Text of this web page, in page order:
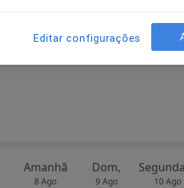
disponível
Amanhã
8 Ago
Dom,
9 Ago 10 Ago
Editar configurações